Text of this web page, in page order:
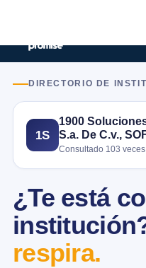
DIRECTORIO DE
1S
1900
S.a. De C.v.,
Consultado 103 veces
¿Te está
respira.